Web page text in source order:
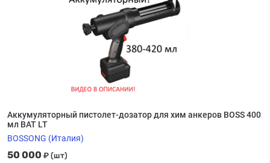
Аккумуляторный пистолет-дозатор для хим анкеров BOSS 400
мл BAT LT
BOSSONG (Италия)
50 000 ₽ (шт)